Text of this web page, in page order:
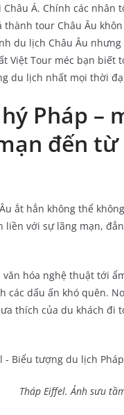
Châu Á. Chính các nhân
thành tour Châu Âu
du lịch Châu Âu
Việt Tour méc bạn biết
du lịch nhất mọi thời
Pháp –
đến từ
ắt hẳn không thể
liền với sự lãng mạn,
văn hóa nghệ thuật tới
các dấu ấn khó quên.
thích của du khách đi
Tháp Eiffel. Ảnh sưu